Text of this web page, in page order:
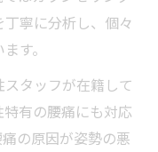
寧に分析し、個々
す。
タッフが在籍して
有の腰痛にも対応
の原因が姿勢の悪